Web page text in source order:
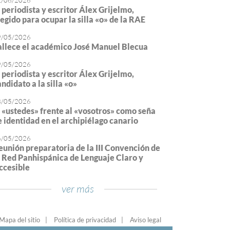
periodista y escritor Álex Grijelmo,
para ocupar la silla «o» de la RAE
05/2026
el académico José Manuel Blecua
05/2026
periodista y escritor Álex Grijelmo,
a la silla «o»
05/2026
«ustedes» frente al «vosotros» como seña
identidad en el archipiélago canario
05/2026
preparatoria de la III Convención de
Red Panhispánica de Lenguaje Claro y
ver más
Mapa del sitio Política de privacidad Aviso legal